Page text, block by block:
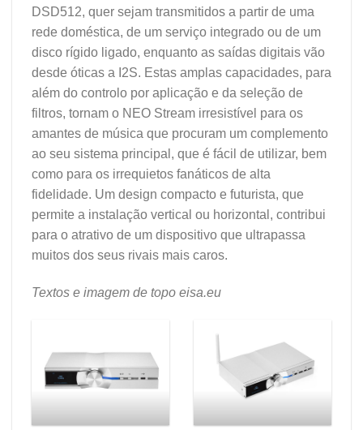
DSD512, quer sejam transmitidos a partir de uma
rede doméstica, de um serviço integrado ou de um
disco rígido ligado, enquanto as saídas digitais vão
desde óticas a I2S. Estas amplas capacidades, para
além do controlo por aplicação e da seleção de
filtros, tornam o NEO Stream irresistível para os
amantes de música que procuram um complemento
ao seu sistema principal, que é fácil de utilizar, bem
como para os irrequietos fanáticos de alta
fidelidade. Um design compacto e futurista, que
permite a instalação vertical ou horizontal, contribui
para o atrativo de um dispositivo que ultrapassa
muitos dos seus rivais mais caros.
Textos e imagem de topo eisa.eu